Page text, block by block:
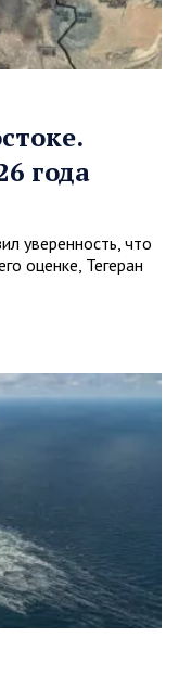
года
уверенность, что
оценке, Тегеран